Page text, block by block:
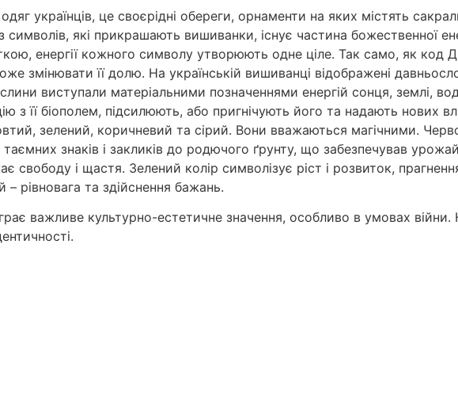
українців, це своєрідні обереги, орнаменти на яких містять
які прикрашають вишиванки, існує частина божественної
енергії кожного символу утворюють одне ціле. Так само, як код
змінювати її долю. На українській вишиванці відображені
виступали матеріальними позначеннями енергій сонця, землі,
з її біополем, підсилюють, або пригнічують його та надають
зелений, коричневий та сірий. Вони вважаються магічними.
знаків і закликів до родючого ґрунту, що забезпечував
свободу і щастя. Зелений колір символізує ріст і розвиток,
рівновага та здійснення бажань.
важливе культурно-естетичне значення, особливо в умовах